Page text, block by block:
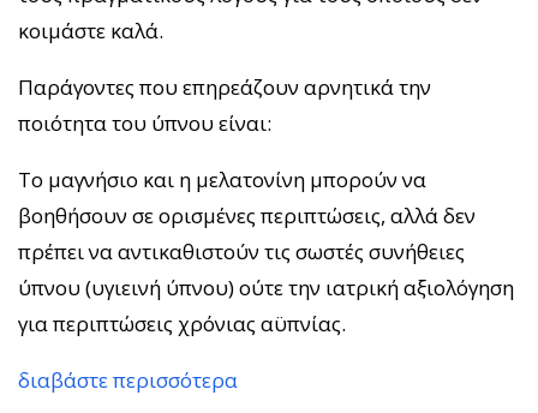
κοιμάστε καλά.
Παράγοντες που επηρεάζουν αρνητικά την
ποιότητα του ύπνου είναι:
Το μαγνήσιο και η μελατονίνη μπορούν να
βοηθήσουν σε ορισμένες περιπτώσεις, αλλά δεν
πρέπει να αντικαθιστούν τις σωστές συνήθειες
ύπνου (υγιεινή ύπνου) ούτε την ιατρική αξιολόγηση
για περιπτώσεις χρόνιας αϋπνίας.
διαβάστε περισσότερα